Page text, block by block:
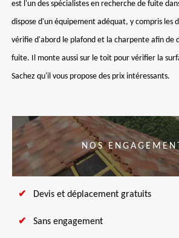
est l'un des spécialistes en recherche de fuite
dispose d'un équipement adéquat, y compris les
vérifie d'abord le plafond et la charpente afin de
fuite. Il monte aussi sur le toit pour vérifier la
Sachez qu'il vous propose des prix intéressants.
NOS
Devis et déplacement gratuits
Sans engagement